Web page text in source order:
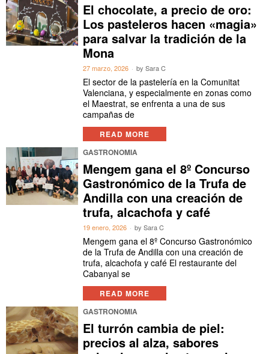
El chocolate, a precio de oro:
Los pasteleros hacen «magia»
para salvar la tradición de la
Mona
27 marzo, 2026 bySara C
El sector de la pastelería en la Comunitat
Valenciana, y especialmente en zonas como
el Maestrat, se enfrenta a una de sus
campañas de
READ MORE
GASTRONOMIA
Mengem gana el 8º Concurso
Gastronómico de la Trufa de
Andilla con una creación de
trufa, alcachofa y café
19 enero, 2026 bySara C
Mengem gana el 8º Concurso Gastronómico
de la Trufa de Andilla con una creación de
trufa, alcachofa y café El restaurante del
Cabanyal se
READ MORE
GASTRONOMIA
El turrón cambia de piel:
precios al alza, sabores